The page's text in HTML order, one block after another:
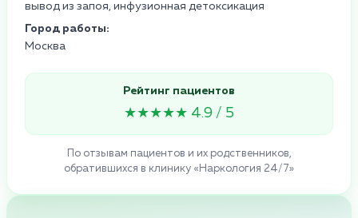
вывод из запоя, инфузионная детоксикация
Город работы:
Москва
Рейтинг пациентов
★★★★★ 4.9 / 5
По отзывам пациентов и их родственников,
обратившихся в клинику «Наркология 24/7»